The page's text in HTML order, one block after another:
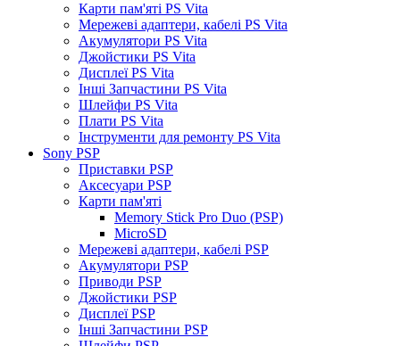
Карти пам'яті PS Vita
Мережеві адаптери, кабелі PS Vita
Акумулятори PS Vita
Джойстики PS Vita
Дисплеї PS Vita
Інші Запчастини PS Vita
Шлейфи PS Vita
Плати PS Vita
Інструменти для ремонту PS Vita
Sony PSP
Приставки PSP
Аксесуари PSP
Карти пам'яті
Memory Stick Pro Duo (PSP)
MicroSD
Мережеві адаптери, кабелі PSP
Акумулятори PSP
Приводи PSP
Джойстики PSP
Дисплеї PSP
Інші Запчастини PSP